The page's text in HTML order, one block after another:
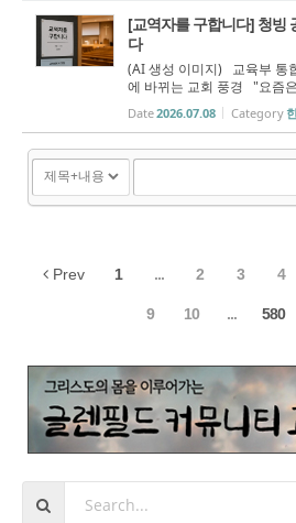
[교역자를 구합니다] 청빙
다
(AI 생성 이미지) 교육부 통
에 바뀌는 교회 풍경 "요즘
가 '하늘의 별따기'입니다."
해 말 교육 담당 교역자가 갑
찾기 위해 청빙에 나섰...
Date2026.07.08 Category
Prev 1 ... 2 3 4
9 10 ... 580